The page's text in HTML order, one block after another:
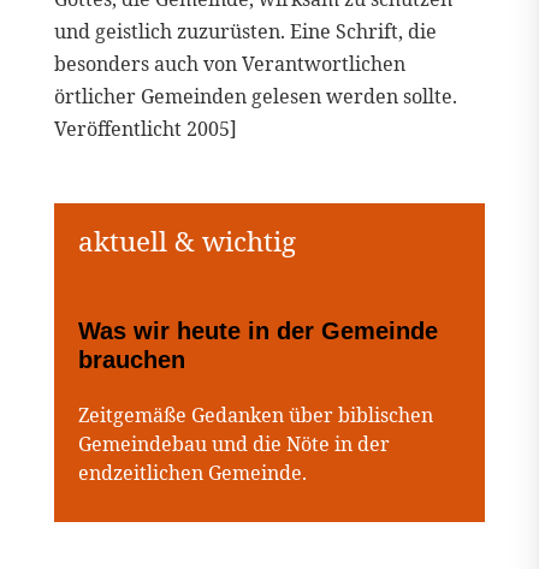
und geistlich zuzurüsten. Eine Schrift, die
besonders auch von Verantwortlichen
örtlicher Gemeinden gelesen werden sollte.
Veröffentlicht 2005]
Was wir heute in der Gemeinde
brauchen
Zeitgemäße Gedanken über biblischen
Gemeindebau und die Nöte in der
endzeitlichen Gemeinde.